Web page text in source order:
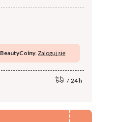
BeautyCoiny. Zaloguj się
24 h